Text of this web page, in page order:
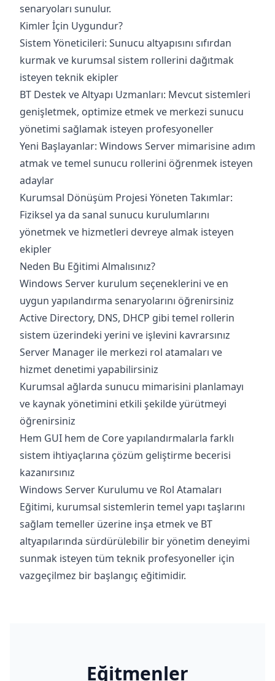
senaryoları sunulur.
Kimler İçin Uygundur?
Sistem Yöneticileri: Sunucu altyapısını sıfırdan
kurmak ve kurumsal sistem rollerini dağıtmak
isteyen teknik ekipler
BT Destek ve Altyapı Uzmanları: Mevcut sistemleri
genişletmek, optimize etmek ve merkezi sunucu
yönetimi sağlamak isteyen profesyoneller
Yeni Başlayanlar: Windows Server mimarisine adım
atmak ve temel sunucu rollerini öğrenmek isteyen
adaylar
Kurumsal Dönüşüm Projesi Yöneten Takımlar:
Fiziksel ya da sanal sunucu kurulumlarını
yönetmek ve hizmetleri devreye almak isteyen
ekipler
Neden Bu Eğitimi Almalısınız?
Windows Server kurulum seçeneklerini ve en
uygun yapılandırma senaryolarını öğrenirsiniz
Active Directory, DNS, DHCP gibi temel rollerin
sistem üzerindeki yerini ve işlevini kavrarsınız
Server Manager ile merkezi rol atamaları ve
hizmet denetimi yapabilirsiniz
Kurumsal ağlarda sunucu mimarisini planlamayı
ve kaynak yönetimini etkili şekilde yürütmeyi
öğrenirsiniz
Hem GUI hem de Core yapılandırmalarla farklı
sistem ihtiyaçlarına çözüm geliştirme becerisi
kazanırsınız
Windows Server Kurulumu ve Rol Atamaları
Eğitimi, kurumsal sistemlerin temel yapı taşlarını
sağlam temeller üzerine inşa etmek ve BT
altyapılarında sürdürülebilir bir yönetim deneyimi
sunmak isteyen tüm teknik profesyoneller için
vazgeçilmez bir başlangıç eğitimidir.
Eğitmenler